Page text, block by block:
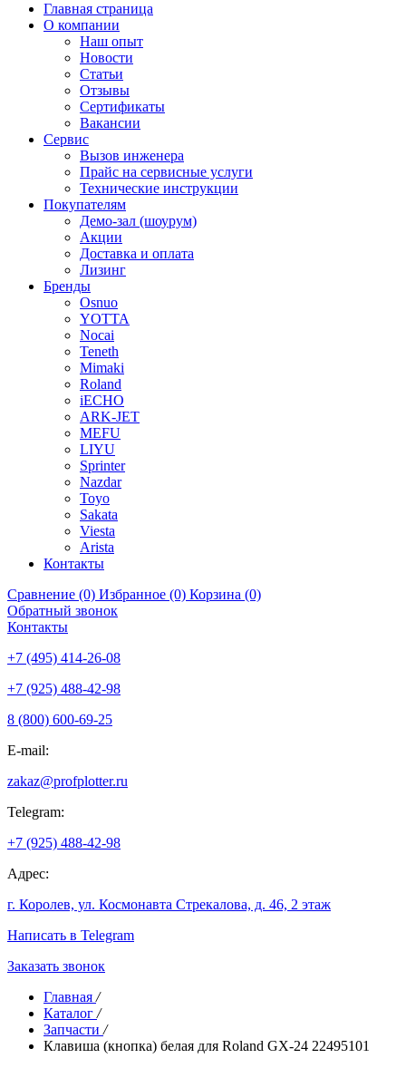
Главная страница
О компании
Наш опыт
Новости
Статьи
Отзывы
Сертификаты
Вакансии
Сервис
Вызов инженера
Прайс на сервисные услуги
Технические инструкции
Покупателям
Демо-зал (шоурум)
Акции
Доставка и оплата
Лизинг
Бренды
Osnuo
YOTTA
Nocai
Teneth
Mimaki
Roland
iECHO
ARK-JET
MEFU
LIYU
Sprinter
Nazdar
Toyo
Sakata
Viesta
Arista
Контакты
Сравнение (0) Избранное (0) Корзина (0)
Обратный звонок
Контакты
+7 (495) 414-26-08
+7 (925) 488-42-98
8 (800) 600-69-25
E-mail:
zakaz@profplotter.ru
Telegram:
+7 (925) 488-42-98
Адрес:
г. Королев, ул. Космонавта Стрекалова, д. 46, 2 этаж
Написать в Telegram
Заказать звонок
Главная /
Каталог /
Запчасти /
Клавиша (кнопка) белая для Roland GX-24 22495101